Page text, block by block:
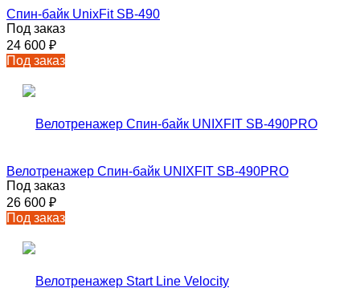
Спин-байк UnixFit SB-490
Под заказ
24 600 ₽
Под заказ
Велотренажер Спин-байк UNIXFIT SB-490PRO
Под заказ
26 600 ₽
Под заказ